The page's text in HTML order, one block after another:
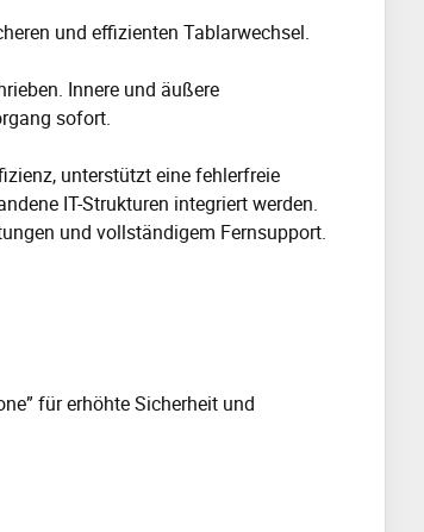
und effizienten Tablarwechsel.
Innere und äußere
sofort.
unterstützt eine fehlerfreie
IT-Strukturen integriert werden.
und vollständigem Fernsupport.
für erhöhte Sicherheit und